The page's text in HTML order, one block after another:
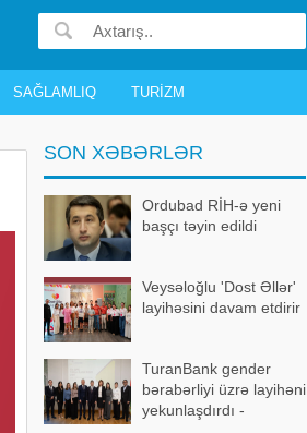
SAĞLAMLIQ TURIZM
SON XƏBƏRLƏR
Ordubad RİH-ə yeni
başçı təyin edildi
Veysəloğlu 'Dost Əllər'
layihəsini davam etdirir
TuranBank gender
bərabərliyi üzrə layihəni
yekunlaşdırdı -